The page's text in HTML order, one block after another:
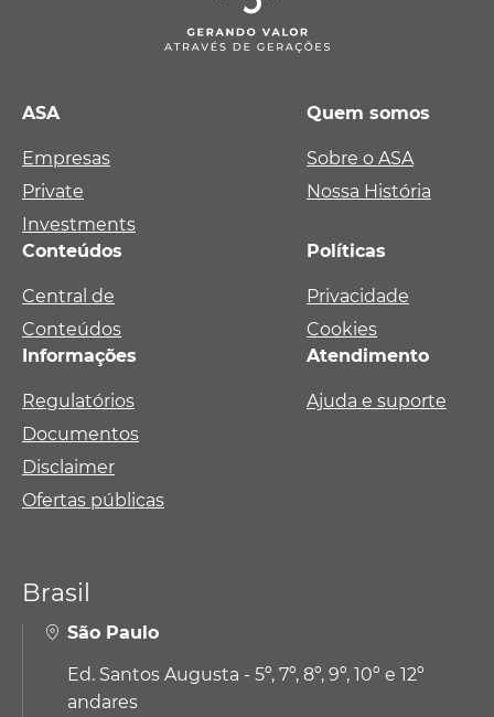
ASA
Empresas
Private
Investments
Quem somos
Sobre o ASA
Nossa História
Conteúdos
Central de
Conteúdos
Políticas
Privacidade
Cookies
Informações
Regulatórios
Documentos
Disclaimer
Ofertas públicas
Atendimento
Ajuda e suporte
Brasil
São Paulo
Ed. Santos Augusta - 5º, 7º, 8º, 9º, 10º e 12º
andares